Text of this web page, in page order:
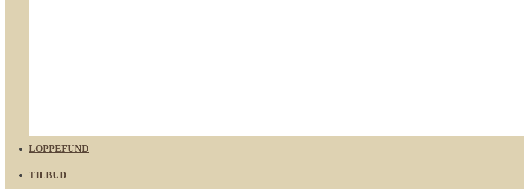
LOPPEFUND
TILBUD